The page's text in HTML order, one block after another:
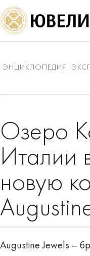
ЭНЦИКЛОПЕДИЯ
Озеро
Италии
новую
Augustine Jewels –